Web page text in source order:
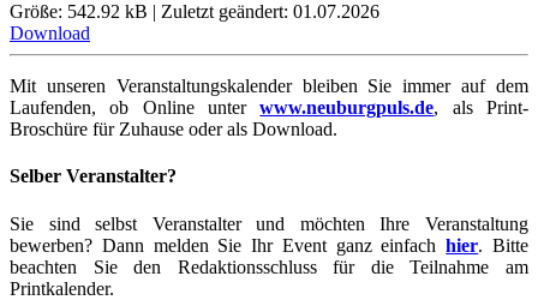
Größe: 542.92 kB | Zuletzt geändert: 01.07.2026
Download
Mit unseren Veranstaltungskalender bleiben Sie immer auf dem
Laufenden, ob Online unterwww.neuburgpuls.de,
als Print-
Broschüre für Zuhause oder als Download.
Selber Veranstalter?
Sie sind selbst Veranstalter und möchten Ihre Veranstaltung
bewerben? Dann melden Sie Ihr Event ganz einfachhier. Bitte
beachten Sie den Redaktionsschluss für die Teilnahme am
Printkalender.